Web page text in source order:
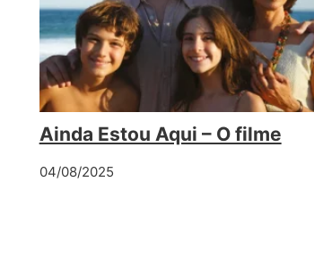
Ainda Estou Aqui – O filme
04/08/2025